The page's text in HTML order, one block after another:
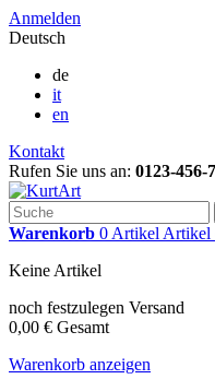
Anmelden
Deutsch
de
it
en
Kontakt
Rufen Sie uns an: 0123-456-
Warenkorb 0 Artikel Artikel
Keine Artikel
noch festzulegen Versand
0,00 € Gesamt
Warenkorb anzeigen